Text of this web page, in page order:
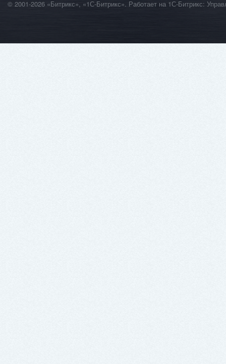
© 2001-2026 «Битрикс», «1С-Битрикс». Работает на 1С-Битрикс: